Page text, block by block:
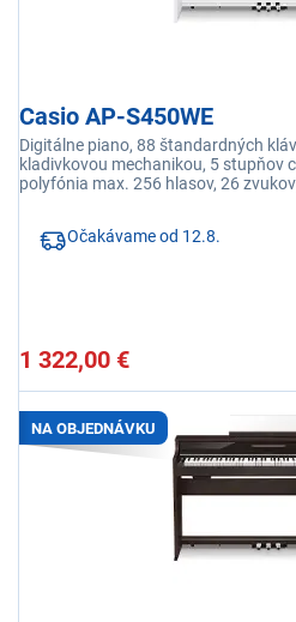
Casio AP-S450WE
Digitálne piano, 88 štandardných
kladivkovou mechanikou, 5 stupňov
polyfónia max. 256 hlasov, 26
Očakávame od 12.8.
1 322,00 €
NA OBJEDNÁVKU